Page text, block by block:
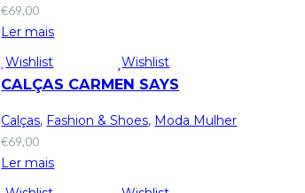
€69,00
Ler mais
Wishlist
Wishlist
CALÇAS CARMEN SAYS
Calças, Fashion & Shoes, Moda Mulher
€69,00
Ler mais